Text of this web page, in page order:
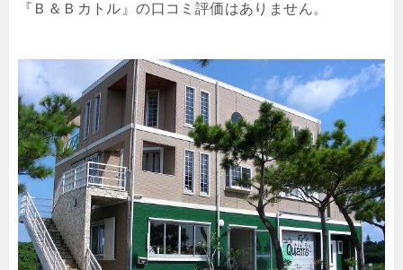
『Ｂ＆Ｂカトル』の口コミ評価はありません。